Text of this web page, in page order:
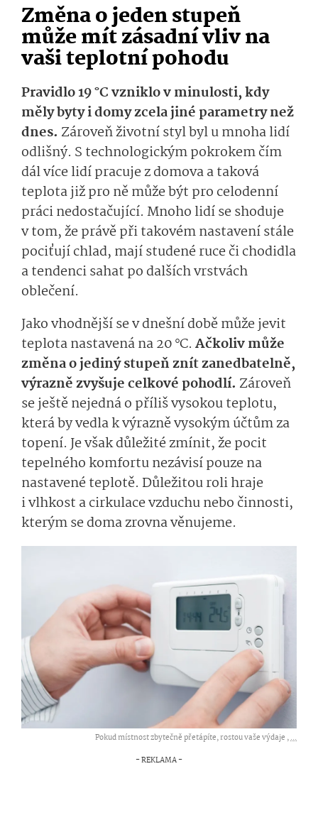
Změna o jeden stupeň
může mít zásadní vliv na
vaši teplotní pohodu
Pravidlo 19 °C vzniklo v minulosti, kdy
měly byty i domy zcela jiné parametry než
dnes. Zároveň životní styl byl u mnoha lidí
odlišný. S technologickým pokrokem čím
dál více lidí pracuje z domova a taková
teplota již pro ně může být pro celodenní
práci nedostačující. Mnoho lidí se shoduje
v tom, že právě při takovém nastavení stále
pociťují chlad, mají studené ruce či chodidla
a tendenci sahat po dalších vrstvách
oblečení.
Jako vhodnější se v dnešní době může jevit
teplota nastavená na 20 °C. Ačkoliv může
změna o jediný stupeň znít zanedbatelně,
výrazně zvyšuje celkové pohodlí. Zároveň
se ještě nejedná o příliš vysokou teplotu,
která by vedla k výrazně vysokým účtům za
topení. Je však důležité zmínit, že pocit
tepelného komfortu nezávisí pouze na
nastavené teplotě. Důležitou roli hraje
i vlhkost a cirkulace vzduchu nebo činnosti,
kterým se doma zrovna věnujeme.
Pokud místnost zbytečně přetápíte, rostou vaše výdaje ,...